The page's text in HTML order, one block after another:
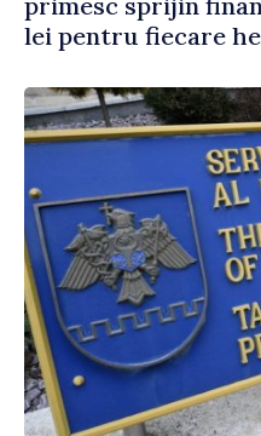
lei pentru fiecare